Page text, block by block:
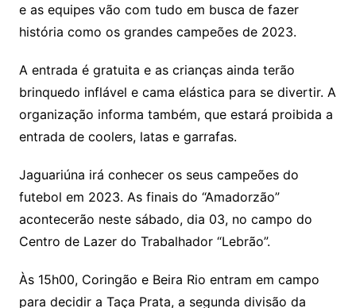
e as equipes vão com tudo em busca de fazer
história como os grandes campeões de 2023.
A entrada é gratuita e as crianças ainda terão
brinquedo inflável e cama elástica para se divertir. A
organização informa também, que estará proibida a
entrada de coolers, latas e garrafas.
Jaguariúna irá conhecer os seus campeões do
futebol em 2023. As finais do “Amadorzão”
acontecerão neste sábado, dia 03, no campo do
Centro de Lazer do Trabalhador “Lebrão”.
Às 15h00, Coringão e Beira Rio entram em campo
para decidir a Taça Prata, a segunda divisão da